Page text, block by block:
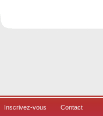
Inscrivez-vous Contact